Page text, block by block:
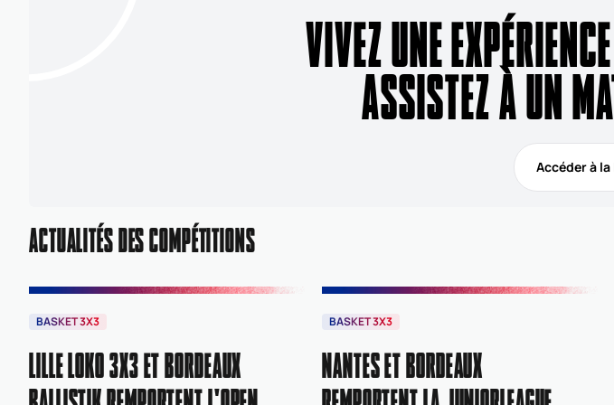
VIVEZ UNE
ASSISTEZ À UN
Accéder à
ACTUALITÉS DES COMPÉTITIONS
BASKET 3X3
LILLE LOKO 3X3 ET BORDEAUX
BASKET 3X3
NANTES ET BORDEAUX